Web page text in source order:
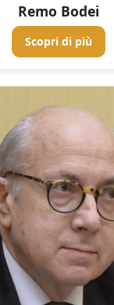
Remo Bodei
Scopri di più